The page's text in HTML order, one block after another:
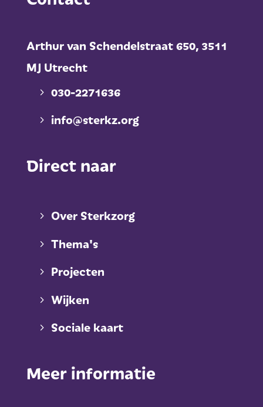
Arthur van Schendelstraat 650, 3511
MJ Utrecht
030-2271636
info@sterkz.org
Direct naar
Over Sterkzorg
Thema's
Projecten
Wijken
Sociale kaart
Meer informatie